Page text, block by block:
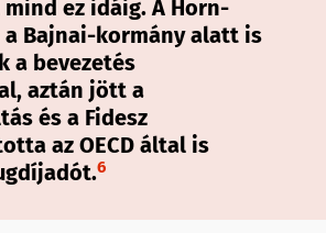
ez idáig. A Horn-
a Bajnai-kormány alatt is
a bevezetés
aztán jött a
és a Fidesz
az OECD által is
6